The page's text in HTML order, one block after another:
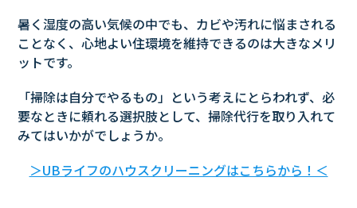
暑く湿度の高い気候の中でも、カビや汚れに悩まされる
ことなく、心地よい住環境を維持できるのは大きなメリ
ットです。
「掃除は自分でやるもの」という考えにとらわれず、必
要なときに頼れる選択肢として、掃除代行を取り入れて
みてはいかがでしょうか。
＞UBライフのハウスクリーニングはこちらから！＜